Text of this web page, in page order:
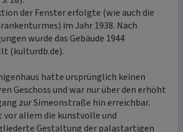
der Fenster erfolgte (wie auch die
im Jahr 1938. Nach
wurde das Gebäude 1944
(kulturdb.de).
hatte ursprünglich keinen
Geschoss und war nur über den erhöht
zur Simeonstraße hin erreichbar.
allem die kunstvolle und
Gestaltung der palastartigen